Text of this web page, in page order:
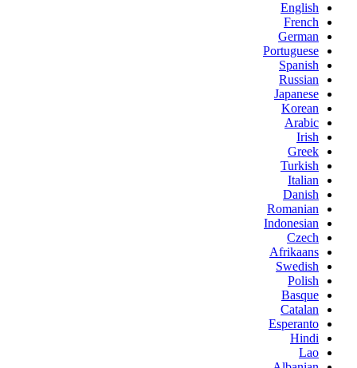
English
French
German
Portuguese
Spanish
Russian
Japanese
Korean
Arabic
Irish
Greek
Turkish
Italian
Danish
Romanian
Indonesian
Czech
Afrikaans
Swedish
Polish
Basque
Catalan
Esperanto
Hindi
Lao